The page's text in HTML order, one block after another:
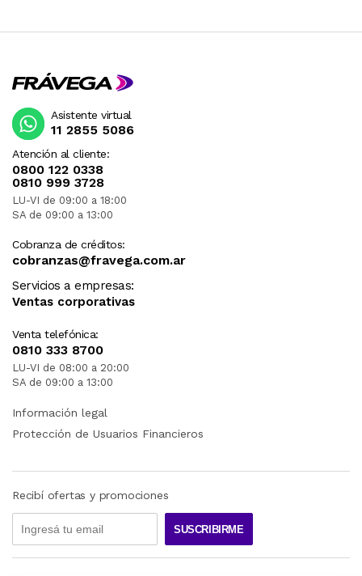
Atención al cliente:
0800 122 0338
0810 999 3728
LU-VI de 09:00 a 18:00
SA de 09:00 a 13:00
Cobranza de créditos:
cobranzas@fravega.com.ar
Servicios a empresas:
Ventas corporativas
Venta telefónica:
0810 333 8700
LU-VI de 08:00 a 20:00
SA de 09:00 a 13:00
Asistente virtual
11 2855 5086
Información legal
Protección de Usuarios Financieros
Recibí ofertas y promociones
SUSCRIBIRME